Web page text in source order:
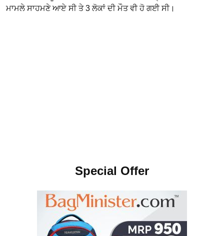
ਮਾਮਲੇ ਸਾਹਮਣੇ ਆਏ ਸੀ ਤੇ 3 ਲੋਕਾਂ ਦੀ ਮੌਤ ਵੀ ਹੋ ਗਈ ਸੀ।
Special Offer